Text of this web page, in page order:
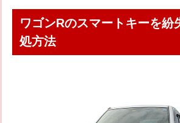
ワゴンRのスマートキーを紛
処方法